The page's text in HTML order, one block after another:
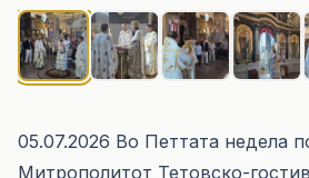
05.07.2026 Во Петтата недела
Митрополитот Тетовско-